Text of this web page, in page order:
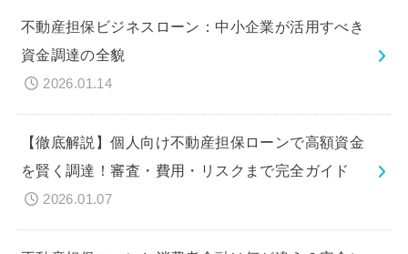
不動産担保ビジネスローン：中小企業が活用すべき
資金調達の全貌
2026.01.14
【徹底解説】個人向け不動産担保ローンで高額資金
を賢く調達！審査・費用・リスクまで完全ガイド
2026.01.07